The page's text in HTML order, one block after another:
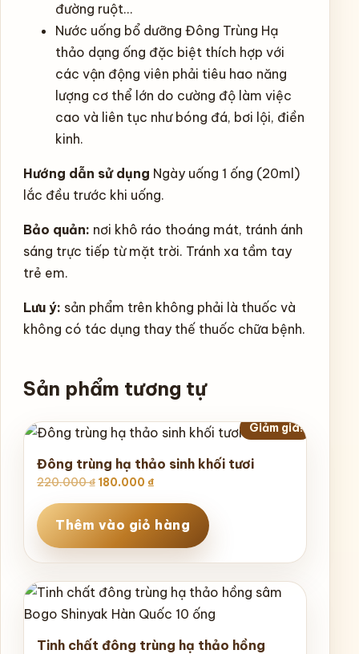
đường ruột…
Nước uống bổ dưỡng Đông Trùng Hạ
thảo dạng ống đặc biệt thích hợp với
các vận động viên phải tiêu hao năng
lượng cơ thể lớn do cường độ làm việc
cao và liên tục như bóng đá, bơi lội, điền
kinh.
Hướng dẫn sử dụng Ngày uống 1 ống (20ml)
lắc đều trước khi uống.
Bảo quản: nơi khô ráo thoáng mát, tránh ánh
sáng trực tiếp từ mặt trời. Tránh xa tầm tay
trẻ em.
Lưu ý: sản phẩm trên không phải là thuốc và
không có tác dụng thay thế thuốc chữa bệnh.
Sản phẩm tương tự
Giảm giá!
Đông trùng hạ thảo sinh khối tươi
220.000₫ Giá
là:
220.000 ₫.
180.000 ₫
tại
Thêm vào giỏ hàng
Tinh chất đông trùng hạ thảo hồng